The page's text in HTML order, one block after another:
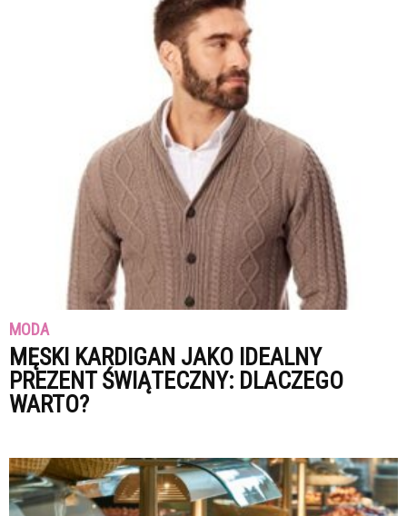
MODA
MĘSKI KARDIGAN JAKO IDEALNY
PREZENT ŚWIĄTECZNY: DLACZEGO
WARTO?